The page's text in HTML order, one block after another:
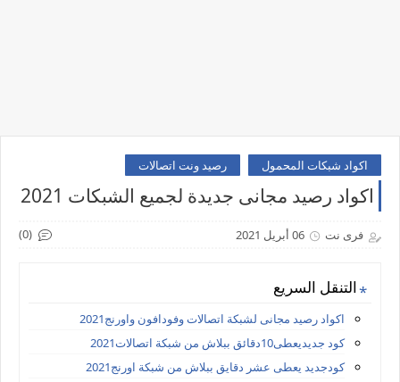
اكواد شبكات المحمول رصيد ونت اتصالات
اكواد رصيد مجانى جديدة لجميع الشبكات 2021
فرى نت 06 أبريل 2021 (0)
التنقل السريع
اكواد رصيد مجانى لشبكة اتصالات وفودافون واورنج2021
كود جديديعطى10دقائق ببلاش من شبكة اتصالات2021
كودجديد يعطى عشر دقايق ببلاش من شبكة اورنج2021